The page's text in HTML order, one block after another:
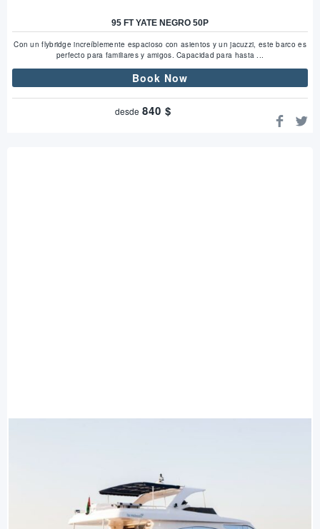
95 FT YATE NEGRO 50P
Con un flybridge increíblemente espacioso con asientos y un jacuzzi, este barco es
perfecto para familiares y amigos. Capacidad para hasta ...
Book Now
desde 840 $